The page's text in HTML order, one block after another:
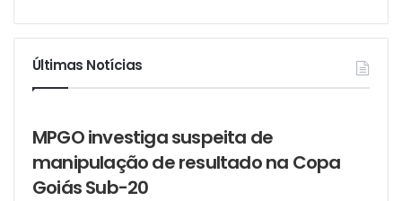
Últimas Notícias
MPGO investiga suspeita de
manipulação de resultado na Copa
Goiás Sub-20